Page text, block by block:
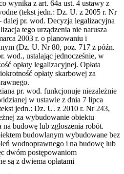
wynika z art. 64a ust. 4 ustawy z
(tekst jedn.: Dz. U. z 2005 r. Nr
dalej pr. wod. Decyzja legalizacyjna
tego urządzenia nie narusza
2003 r. o planowaniu i
(Dz. U. Nr 80, poz. 717 z późn.
wod., ustalając jednocześnie, w
opłaty legalizacyjnej. Opłata
opłaty skarbowej za
pr. wod. funkcjonuje niezależnie
w ustawie z dnia 7 lipca
jedn.: Dz. U. z 2010 r. Nr 243,
za wybudowanie obiektu
budowę lub zgłoszenia robót.
budowlanym wybudowane bez
wodnoprawnego i na budowę lub
dwóm postępowaniom
są z dwiema opłatami